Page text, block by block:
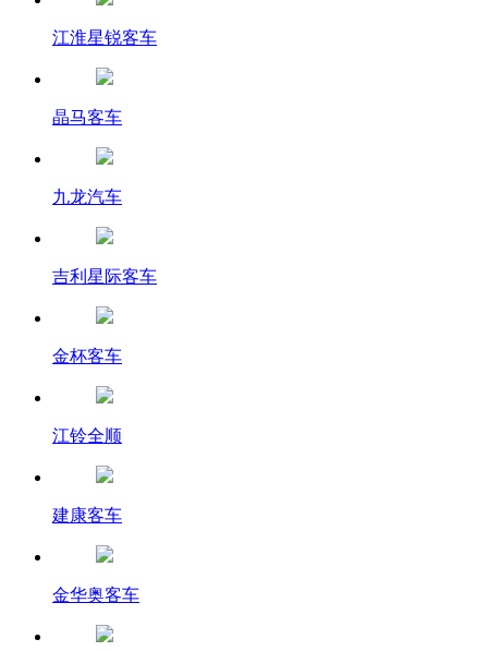
江淮星锐客车
晶马客车
九龙汽车
吉利星际客车
金杯客车
江铃全顺
建康客车
金华奥客车